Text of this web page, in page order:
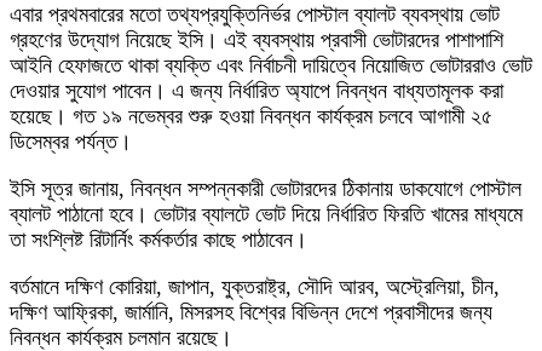
এবার প্রথমবারের মতো তথ্যপ্রযুক্তিনির্ভর পোস্টাল ব্যালট ব্যবস্থায় ভোট
গ্রহণের উদ্যোগ নিয়েছে ইসি। এই ব্যবস্থায় প্রবাসী ভোটারদের পাশাপাশি
আইনি হেফাজতে থাকা ব্যক্তি এবং নির্বাচনী দায়িত্বে নিয়োজিত ভোটাররাও ভোট
দেওয়ার সুযোগ পাবেন। এ জন্য নির্ধারিত অ্যাপে নিবন্ধন বাধ্যতামূলক করা
হয়েছে। গত ১৯ নভেম্বর শুরু হওয়া নিবন্ধন কার্যক্রম চলবে আগামী ২৫
ডিসেম্বর পর্যন্ত।
ইসি সূত্র জানায়, নিবন্ধন সম্পন্নকারী ভোটারদের ঠিকানায় ডাকযোগে পোস্টাল
ব্যালট পাঠানো হবে। ভোটার ব্যালটে ভোট দিয়ে নির্ধারিত ফিরতি খামের মাধ্যমে
তা সংশ্লিষ্ট রিটার্নিং কর্মকর্তার কাছে পাঠাবেন।
বর্তমানে দক্ষিণ কোরিয়া, জাপান, যুক্তরাষ্ট্র, সৌদি আরব, অস্ট্রেলিয়া, চীন,
দক্ষিণ আফ্রিকা, জার্মানি, মিসরসহ বিশ্বের বিভিন্ন দেশে প্রবাসীদের জন্য
নিবন্ধন কার্যক্রম চলমান রয়েছে।